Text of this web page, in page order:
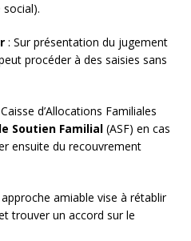
: Sur présentation du jugement
procéder à des saisies sans
d’Allocations Familiales
Soutien Familial (ASF) en cas
ensuite du recouvrement
amiable vise à rétablir
trouver un accord sur le